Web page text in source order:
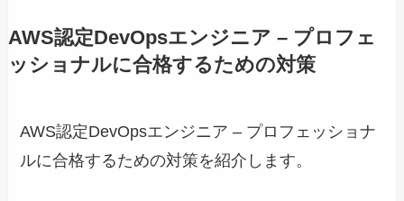
AWS認定DevOpsエンジニア – プロフェ
ッショナルに合格するための対策
AWS認定DevOpsエンジニア – プロフェッショナ
ルに合格するための対策を紹介します。